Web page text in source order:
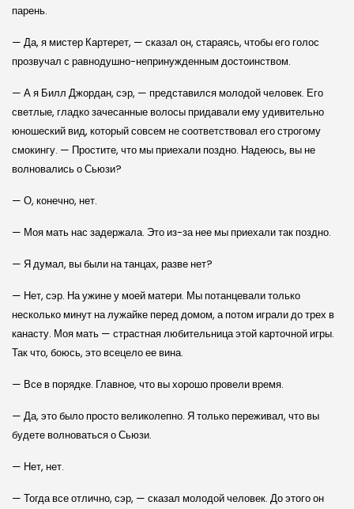
парень.
— Да, я мистер Картерет, — сказал он, стараясь, чтобы его голос
прозвучал с равнодушно-непринужденным достоинством.
— А я Билл Джордан, сэр, — представился молодой человек. Его
светлые, гладко зачесанные волосы придавали ему удивительно
юношеский вид, который совсем не соответствовал его строгому
смокингу. — Простите, что мы приехали поздно. Надеюсь, вы не
волновались о Сьюзи?
— О, конечно, нет.
— Моя мать нас задержала. Это из-за нее мы приехали так поздно.
— Я думал, вы были на танцах, разве нет?
— Нет, сэр. На ужине у моей матери. Мы потанцевали только
несколько минут на лужайке перед домом, а потом играли до трех в
канасту. Моя мать — страстная любительница этой карточной игры.
Так что, боюсь, это всецело ее вина.
— Все в порядке. Главное, что вы хорошо провели время.
— Да, это было просто великолепно. Я только переживал, что вы
будете волноваться о Сьюзи.
— Нет, нет.
— Тогда все отлично, сэр, — сказал молодой человек. До этого он